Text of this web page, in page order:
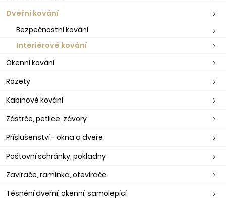
Dveřní kování
Bezpečnostní kování
Interiérové kování
Okenní kování
Rozety
Kabinové kování
Zástrče, petlice, závory
Příslušenství - okna a dveře
Poštovní schránky, pokladny
Zavírače, ramínka, otevírače
Těsnění dveřní, okenní, samolepící